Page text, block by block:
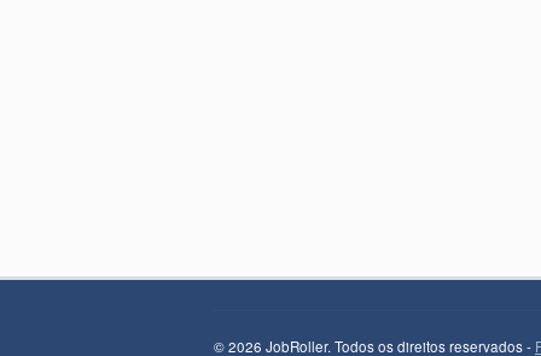
© 2026 JobRoller. Todos os direitos reservados -